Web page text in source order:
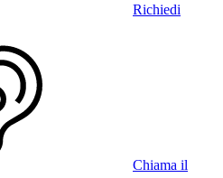
Richiedi
Chiama il